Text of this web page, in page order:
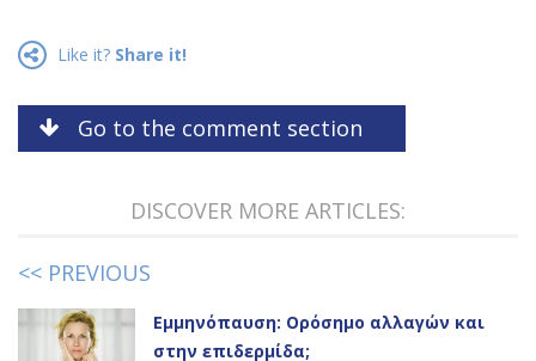
Like it? Share it!
Go to the comment section
DISCOVER MORE ARTICLES:
<< PREVIOUS
Εμμηνόπαυση: Ορόσημο αλλαγών και
στην επιδερμίδα;